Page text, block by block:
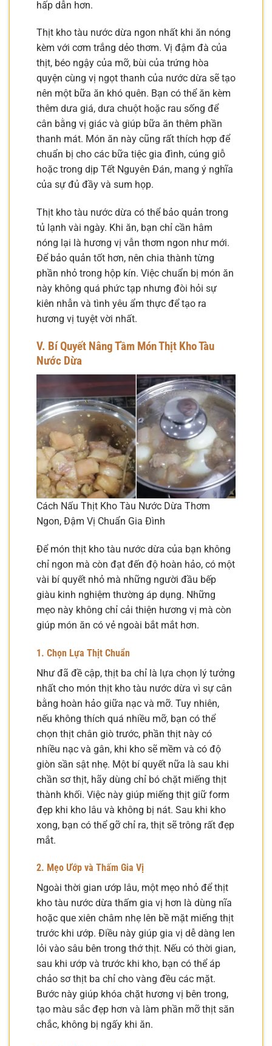
hấp dẫn hơn.
Thịt kho tàu nước dừa ngon nhất khi ăn nóng
kèm với cơm trắng dẻo thơm. Vị đậm đà của
thịt, béo ngậy của mỡ, bùi của trứng hòa
quyện cùng vị ngọt thanh của nước dừa sẽ tạo
nên một bữa ăn khó quên. Bạn có thể ăn kèm
thêm dưa giá, dưa chuột hoặc rau sống để
cân bằng vị giác và giúp bữa ăn thêm phần
thanh mát. Món ăn này cũng rất thích hợp để
chuẩn bị cho các bữa tiệc gia đình, cúng giỗ
hoặc trong dịp Tết Nguyên Đán, mang ý nghĩa
của sự đủ đầy và sum họp.
Thịt kho tàu nước dừa có thể bảo quản trong
tủ lạnh vài ngày. Khi ăn, bạn chỉ cần hâm
nóng lại là hương vị vẫn thơm ngon như mới.
Để bảo quản tốt hơn, nên chia thành từng
phần nhỏ trong hộp kín. Việc chuẩn bị món ăn
này không quá phức tạp nhưng đòi hỏi sự
kiên nhẫn và tình yêu ẩm thực để tạo ra
hương vị tuyệt vời nhất.
V. Bí Quyết Nâng Tầm Món Thịt Kho Tàu
Nước Dừa
Cách Nấu Thịt Kho Tàu Nước Dừa Thơm
Ngon, Đậm Vị Chuẩn Gia Đình
Để món thịt kho tàu nước dừa của bạn không
chỉ ngon mà còn đạt đến độ hoàn hảo, có một
vài bí quyết nhỏ mà những người đầu bếp
giàu kinh nghiệm thường áp dụng. Những
mẹo này không chỉ cải thiện hương vị mà còn
giúp món ăn có vẻ ngoài bắt mắt hơn.
1. Chọn Lựa Thịt Chuẩn
Như đã đề cập, thịt ba chỉ là lựa chọn lý tưởng
nhất cho món thịt kho tàu nước dừa vì sự cân
bằng hoàn hảo giữa nạc và mỡ. Tuy nhiên,
nếu không thích quá nhiều mỡ, bạn có thể
chọn thịt chân giò trước, phần thịt này có
nhiều nạc và gân, khi kho sẽ mềm và có độ
giòn sần sật nhẹ. Một bí quyết nữa là sau khi
chần sơ thịt, hãy dùng chỉ bó chặt miếng thịt
thành khối. Việc này giúp miếng thịt giữ form
đẹp khi kho lâu và không bị nát. Sau khi kho
xong, bạn có thể gỡ chỉ ra, thịt sẽ trông rất đẹp
mắt.
2. Mẹo Ướp và Thấm Gia Vị
Ngoài thời gian ướp lâu, một mẹo nhỏ để thịt
kho tàu nước dừa thấm gia vị hơn là dùng nĩa
hoặc que xiên châm nhẹ lên bề mặt miếng thịt
trước khi ướp. Điều này giúp gia vị dễ dàng len
lỏi vào sâu bên trong thớ thịt. Nếu có thời gian,
sau khi ướp và trước khi kho, bạn có thể áp
chảo sơ thịt ba chỉ cho vàng đều các mặt.
Bước này giúp khóa chặt hương vị bên trong,
tạo màu sắc đẹp hơn và làm phần mỡ thịt săn
chắc, không bị ngấy khi ăn.